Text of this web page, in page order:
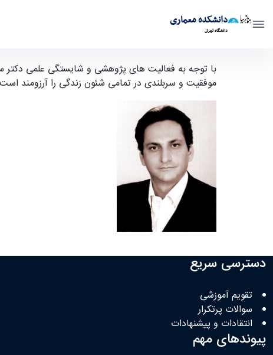
دانشکده معماری
دانشگاه تهران
ارتقاء رتبه علمی دکتر سعید حقیر - دانشکده معماری arch
با توجه به فعالیت های پژوهشی و شایستگی علمی دکتر
موفقیت و سربلندی در تمامی شئون زندگی را آرزومند
دسترسی سریع
تقویم آموزشی
سوالات پرتکرار
انتقادات و پیشنهادات
پیوندهای مهم